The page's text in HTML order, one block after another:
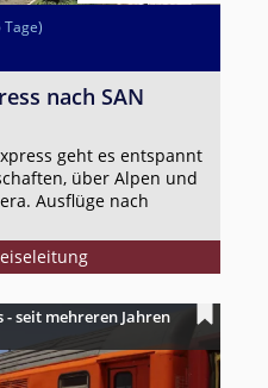
Tage)
nach SAN
geht es entspannt
über Alpen und
Ausflüge nach
seit mehreren Jahren